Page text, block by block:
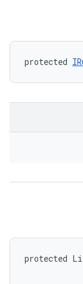
protected
protected